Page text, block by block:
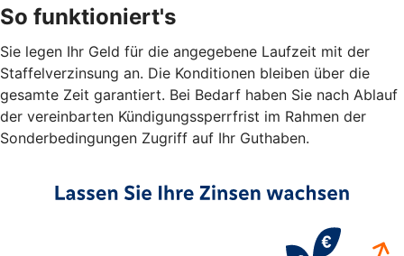
So funktioniert's
Sie legen Ihr Geld für die angegebene Laufzeit mit der
Staffelverzinsung an. Die Konditionen bleiben über die
gesamte Zeit garantiert. Bei Bedarf haben Sie nach Ablauf
der vereinbarten Kündigungssperrfrist im Rahmen der
Sonderbedingungen Zugriff auf Ihr Guthaben.